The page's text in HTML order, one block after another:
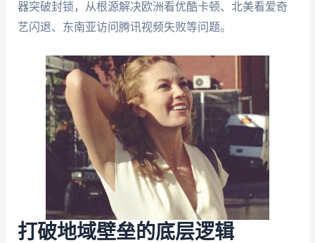
器突破封锁，从根源解决欧洲看优酷卡顿、北美看爱奇
艺闪退、东南亚访问腾讯视频失败等问题。
打破地域壁垒的底层逻辑